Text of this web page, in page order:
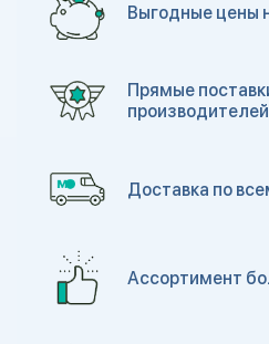
Выгодные цены
Прямые
производителей
Доставка по
Ассортимент